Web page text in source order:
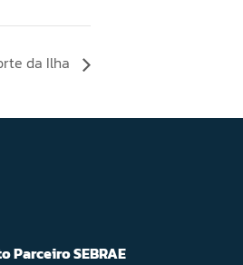
da Ilha
Parceiro SEBRAE